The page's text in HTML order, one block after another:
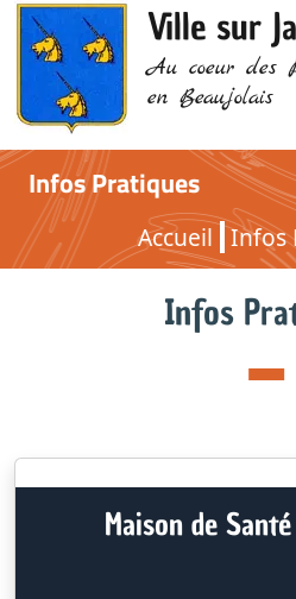
Ville sur
Au coeur des
en Beaujolais
Infos Pratiques
Accueil Infos
Infos
Maison de